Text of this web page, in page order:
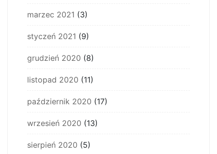
marzec 2021 (3)
styczeń 2021 (9)
grudzień 2020 (8)
listopad 2020 (11)
październik 2020 (17)
wrzesień 2020 (13)
sierpień 2020 (5)